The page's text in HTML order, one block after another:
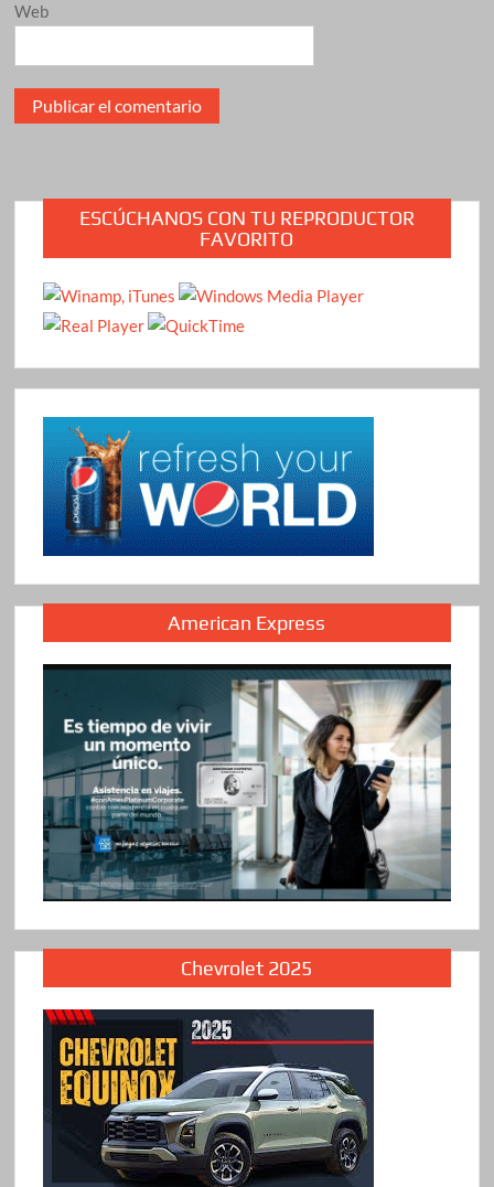
Web
ESCÚCHANOS CON TU REPRODUCTOR
FAVORITO
American Express
Chevrolet 2025